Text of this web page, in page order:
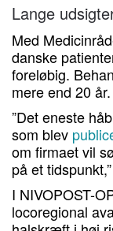
Lange
Med
danske
foreløbig.
mere end 20 år.
”Det eneste
som blev
om firmaet vil
på et
I NIVOPOST-
locoregional